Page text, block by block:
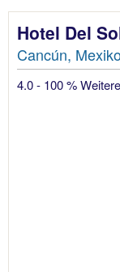
Hotel Del
Cancún,
4.0 - 100 %